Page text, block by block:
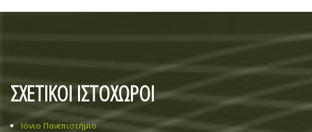
ΣΧΕΤΙΚΟΙ ΙΣΤΟΧΩΡΟΙ
Ιόνιο Πανεπιστήμιο